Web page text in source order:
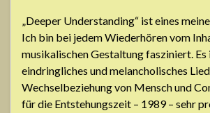
„Deeper Understanding“ ist eines
Ich bin bei jedem Wiederhören vom
musikalischen Gestaltung fasziniert. Es
eindringliches und melancholisches
Wechselbeziehung von Mensch und
für die Entstehungszeit – 1989 – sehr